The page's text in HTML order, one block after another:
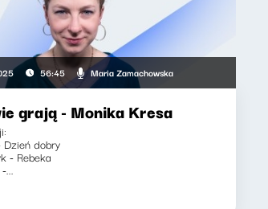
56:45 Maria Zamachowska
grają - Monika Kresa
Dzień dobry
- Rebeka
...